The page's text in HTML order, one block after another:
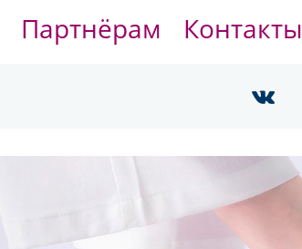
Партнёрам Контакты